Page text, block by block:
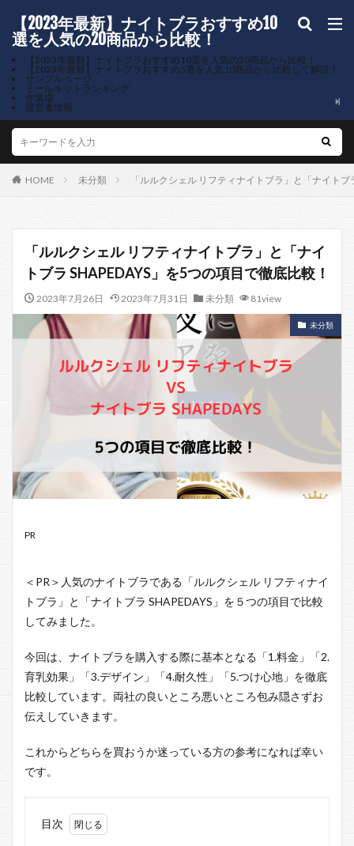
【2023年最新】ナイトブラおすすめ10
選を人気の20商品から比較！
【2023年最新】ナイトブラおすすめ10選を人気の20商品から比較！
【2023年最新】ナイトブラおすすめ5選を人気10商品から比較して解説！
サンプルページ
ミールキットランキング
作業場
運営者情報
HOME 未分類 「ルルクシェル リフティナイトブラ」と「ナイト
「ルルクシェル リフティナイトブラ」と「ナイ
トブラ SHAPEDAYS」を5つの項目で徹底比較！
2023年7月26日 2023年7月31日 未分類 81view
未分類
PR
＜PR＞人気のナイトブラである「ルルクシェル リフティナイ
トブラ」と「ナイトブラ SHAPEDAYS」を５つの項目で比較
してみました。
今回は、ナイトブラを購入する際に基本となる「1.料金」「2.
育乳効果」「3.デザイン」「4.耐久性」「5.つけ心地」を徹底
比較しています。両社の良いところ悪いところ包み隠さずお
伝えしていきます。
これからどちらを買おうか迷っている方の参考になれば幸い
です。
目次